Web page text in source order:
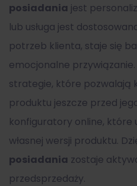
posiadania jest
lub usługa jest
potrzeb klienta, staje się
emocjonalne
strategie, które pozwalają
produktu jeszcze przed
konfiguratory online, które
własnej wersji produktu.
posiadania zostaje
przedsprzedaży.